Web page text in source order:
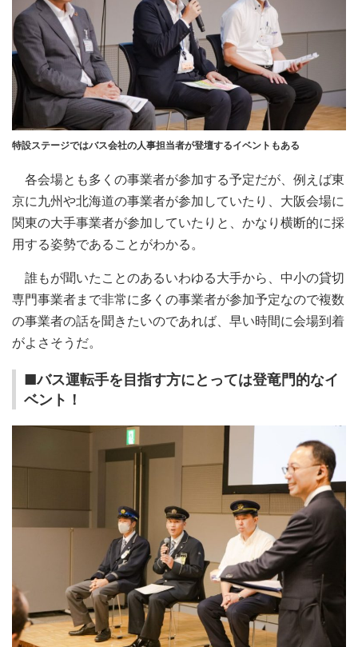
特設ステージではバス会社の人事担当者が登壇するイベントもある
各会場とも多くの事業者が参加する予定だが、例えば東
京に九州や北海道の事業者が参加していたり、大阪会場に
関東の大手事業者が参加していたりと、かなり横断的に採
用する姿勢であることがわかる。
誰もが聞いたことのあるいわゆる大手から、中小の貸切
専門事業者まで非常に多くの事業者が参加予定なので複数
の事業者の話を聞きたいのであれば、早い時間に会場到着
がよさそうだ。
■バス運転手を目指す方にとっては登竜門的なイ
ベント！